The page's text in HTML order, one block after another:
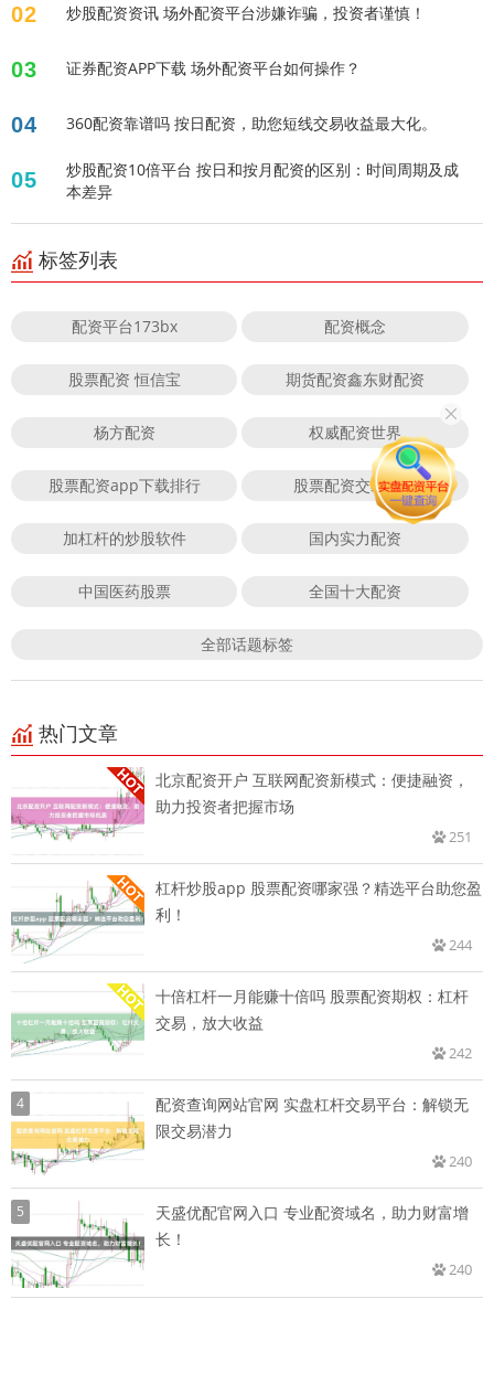
02 炒股配资资讯 场外配资平台涉嫌诈骗，投资者谨慎！
03 证券配资APP下载 场外配资平台如何操作？
04 360配资靠谱吗 按日配资，助您短线交易收益最大化。
05
炒股配资10倍平台 按日和按月配资的区别：时间周期及成
本差异
标签列表
配资平台173bx 配资概念
股票配资 恒信宝 期货配资鑫东财配资
杨方配资 权威配资世界
股票配资app下载排行 股票配资交易佣金
加杠杆的炒股软件 国内实力配资
中国医药股票 全国十大配资
全部话题标签
热门文章
北京配资开户 互联网配资新模式：便捷融资，
助力投资者把握市场
251
杠杆炒股app 股票配资哪家强？精选平台助您盈
利！
244
十倍杠杆一月能赚十倍吗 股票配资期权：杠杆
交易，放大收益
242
4
配资查询网站官网 实盘杠杆交易平台：解锁无
限交易潜力
240
5
天盛优配官网入口 专业配资域名，助力财富增
长！
240